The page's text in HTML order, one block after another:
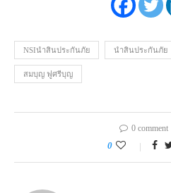
NSIนำสินประกันภัย นำสินประกันภัย
สมบุญ ฟูศรีบุญ
0 comment
0